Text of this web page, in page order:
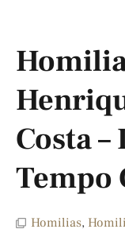
Costa
Tempo
Homilias,